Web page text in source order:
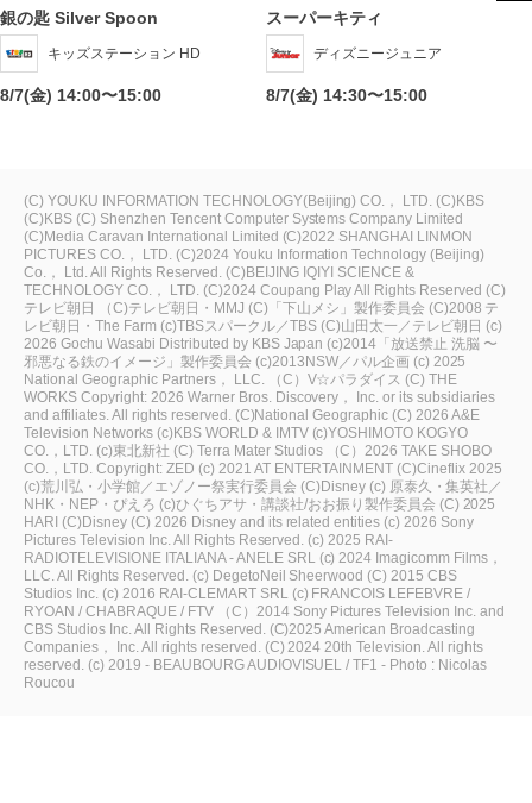
銀の匙 Silver Spoon
キッズステーション HD
8/7(金) 14:00〜15:00
スーパーキティ
ディズニージュニア
8/7(金) 14:30〜15:00
(C) YOUKU INFORMATION TECHNOLOGY(Beijing) CO.， LTD. (C)KBS
(C)KBS (C) Shenzhen Tencent Computer Systems Company Limited
(C)Media Caravan International Limited (C)2022 SHANGHAI LINMON
PICTURES CO.， LTD. (C)2024 Youku Information Technology (Beijing)
Co.， Ltd. All Rights Reserved. (C)BEIJING IQIYI SCIENCE &
TECHNOLOGY CO.， LTD. (C)2024 Coupang Play All Rights Reserved (C)
テレビ朝日
（C)テレビ朝日・MMJ (C)「下山メシ」製作委員会 (C)2008 テ
レビ朝日・The Farm (c)TBSスパークル／TBS (C)山田太一／テレビ朝日 (c)
2026 Gochu Wasabi Distributed by KBS Japan (c)2014「放送禁止 洗脳 〜
邪悪なる鉄のイメージ」製作委員会 (c)2013NSW／パル企画 (c) 2025
National Geographic Partners， LLC.
（C）V☆パラダイス (C) THE
WORKS Copyright: 2026 Warner Bros. Discovery， Inc. or its subsidiaries
and affiliates. All rights reserved. (C)National Geographic (C) 2026 A&E
Television Networks (c)KBS WORLD & IMTV (c)YOSHIMOTO KOGYO
CO.，LTD. (c)東北新社 (C) Terra Mater Studios
（C）2026 TAKE SHOBO
CO.，LTD. Copyright: ZED (c) 2021 AT ENTERTAINMENT (C)Cineflix 2025
(c)荒川弘・小学館／エゾノー祭実行委員会 (C)Disney (c) 原泰久・集英社／
NHK・NEP・ぴえろ (c)ひぐちアサ・講談社/おお振り製作委員会 (C) 2025
HARI (C)Disney (C) 2026 Disney and its related entities (c) 2026 Sony
Pictures Television Inc. All Rights Reserved. (c) 2025 RAI-
RADIOTELEVISIONE ITALIANA - ANELE SRL (c) 2024 Imagicomm Films，
LLC. All Rights Reserved. (c) DegetoNeil Sheerwood (C) 2015 CBS
Studios Inc. (c) 2016 RAI-CLEMART SRL (c) FRANCOIS LEFEBVRE /
RYOAN / CHABRAQUE / FTV
（C）2014 Sony Pictures Television Inc. and
CBS Studios Inc. All Rights Reserved. (C)2025 American Broadcasting
Companies， Inc. All rights reserved. (C) 2024 20th Television. All rights
reserved. (c) 2019 - BEAUBOURG AUDIOVISUEL / TF1 - Photo : Nicolas
Roucou